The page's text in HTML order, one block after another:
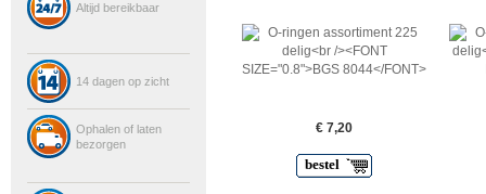
Altijd bereikbaar
14 dagen op zicht
Ophalen of laten
bezorgen
€ 7,20
bestel